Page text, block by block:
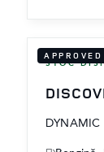
APPROVED
STOC
DYNAMIC